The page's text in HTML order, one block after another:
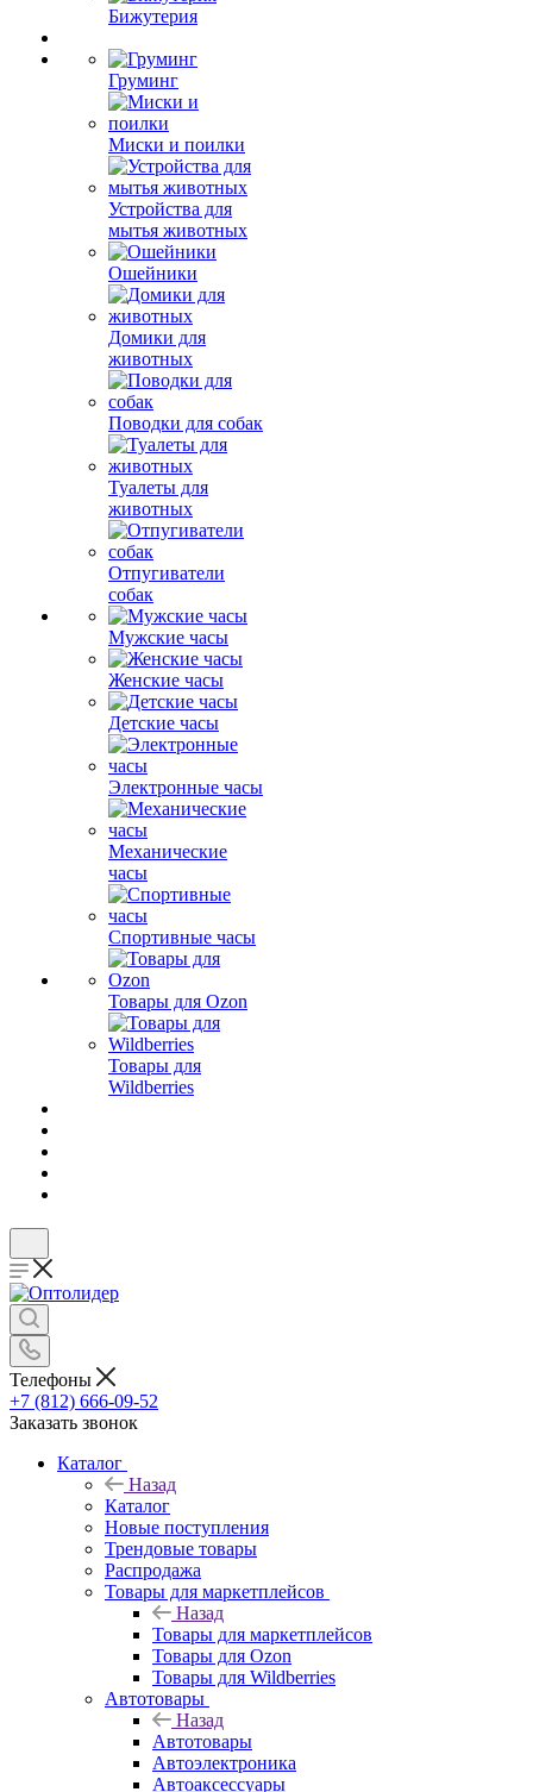
Бижутерия
Груминг
Миски и поилки
Устройства для
мытья животных
Ошейники
Домики для
животных
Поводки для собак
Туалеты для
животных
Отпугиватели
собак
Мужские часы
Женские часы
Детские часы
Электронные часы
Механические
часы
Спортивные часы
Товары для Ozon
Товары для
Wildberries
Телефоны
+7 (812) 666-09-52
Заказать звонок
Каталог
Назад
Каталог
Новые поступления
Трендовые товары
Распродажа
Товары для маркетплейсов
Назад
Товары для маркетплейсов
Товары для Ozon
Товары для Wildberries
Автотовары
Назад
Автотовары
Автоэлектроника
Автоаксессуары